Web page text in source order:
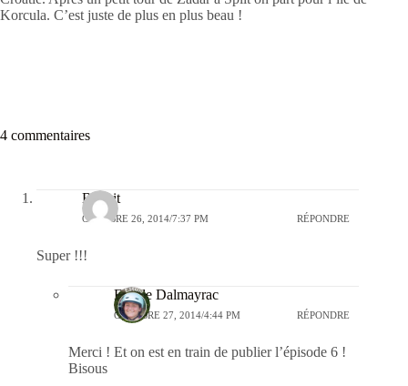
Korcula. C’est juste de plus en plus beau !
4 commentaires
Benoit
OCTOBRE 26, 2014/7:37 PM RÉPONDRE
Super !!!
Estelle Dalmayrac
OCTOBRE 27, 2014/4:44 PM RÉPONDRE
Merci ! Et on est en train de publier l’épisode 6 !
Bisous